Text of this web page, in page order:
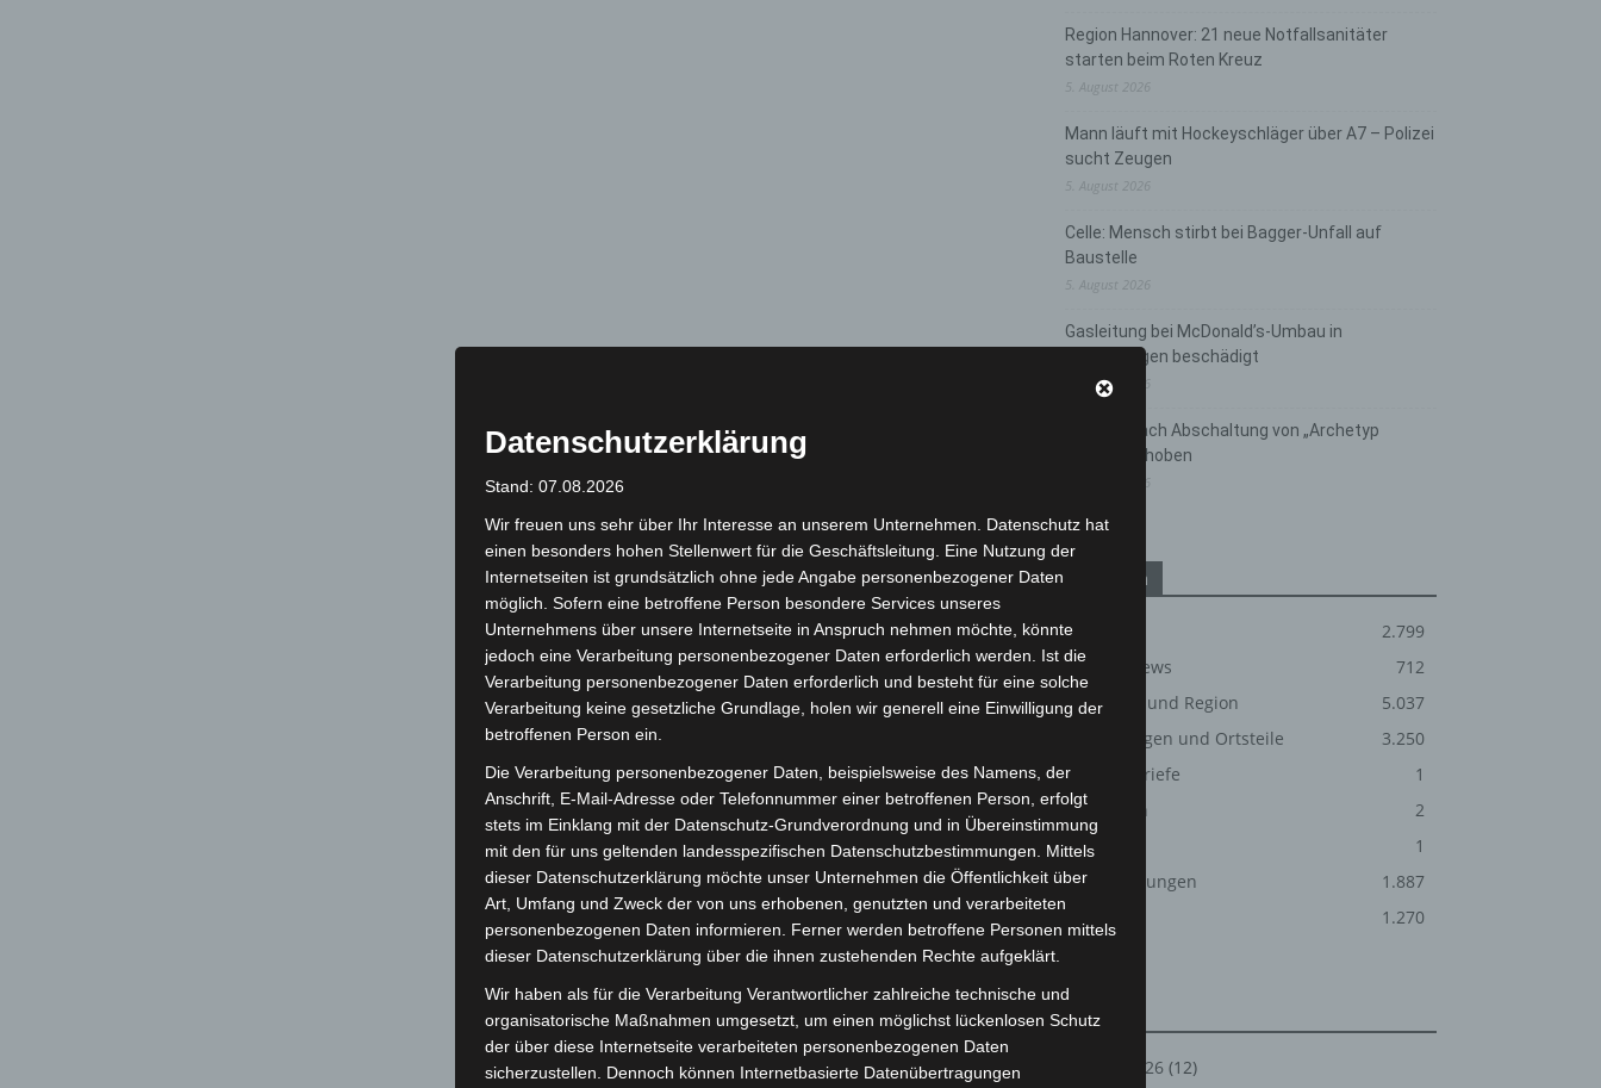
Region Hannover: 21 neue Notfallsanitäter
starten beim Roten Kreuz
5. August 2026
Mann läuft mit Hockeyschläger über A7 – Polizei
sucht Zeugen
5. August 2026
Celle: Mensch stirbt bei Bagger-Unfall auf
Baustelle
5. August 2026
Gasleitung bei McDonald’s-Umbau in
Langenhagen beschädigt
5. August 2026
Anklage nach Abschaltung von „Archetyp
Market“ erhoben
Kategorien
Blaulicht
2.799
Corona-News
712
Hannover und Region
5.037
Langenhagen und Ortsteile
3.250
Leserbriefe
1
Menschen
2
Über uns
1
Veranstaltungen
1.887
1.270
Archiv
August 2026 (12)
Datenschutzerklärung
Stand: 07.08.2026
Wir freuen uns sehr über Ihr Interesse an unserem Unternehmen. Datenschutz hat
einen besonders hohen Stellenwert für die Geschäftsleitung. Eine Nutzung der
Internetseiten ist grundsätzlich ohne jede Angabe personenbezogener Daten
möglich. Sofern eine betroffene Person besondere Services unseres
Unternehmens über unsere Internetseite in Anspruch nehmen möchte, könnte
jedoch eine Verarbeitung personenbezogener Daten erforderlich werden. Ist die
Verarbeitung personenbezogener Daten erforderlich und besteht für eine solche
Verarbeitung keine gesetzliche Grundlage, holen wir generell eine Einwilligung der
betroffenen Person ein.
Die Verarbeitung personenbezogener Daten, beispielsweise des Namens, der
Anschrift, E-Mail-Adresse oder Telefonnummer einer betroffenen Person, erfolgt
stets im Einklang mit der Datenschutz-Grundverordnung und in Übereinstimmung
mit den für uns geltenden landesspezifischen Datenschutzbestimmungen. Mittels
dieser Datenschutzerklärung möchte unser Unternehmen die Öffentlichkeit über
Art, Umfang und Zweck der von uns erhobenen, genutzten und verarbeiteten
personenbezogenen Daten informieren. Ferner werden betroffene Personen mittels
dieser Datenschutzerklärung über die ihnen zustehenden Rechte aufgeklärt.
Wir haben als für die Verarbeitung Verantwortlicher zahlreiche technische und
organisatorische Maßnahmen umgesetzt, um einen möglichst lückenlosen Schutz
der über diese Internetseite verarbeiteten personenbezogenen Daten
sicherzustellen. Dennoch können Internetbasierte Datenübertragungen